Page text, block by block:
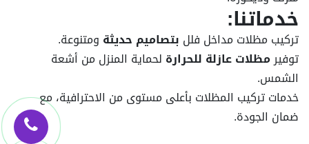
خدماتنا:
تركيب مظلات مداخل فلل بتصاميم حديثة ومتنوعة.
توفيرمظلات عازلة للحرارة لحماية المنزل من أشعة
الشمس.
خدمات تركيب المظلات بأعلى مستوى من الاحترافية، مع
ضمان الجودة.